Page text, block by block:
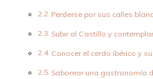
Perderse por sus calles
Subir al Castillo y
Conocer el cerdo ibérico y
Saborear una gastronomía